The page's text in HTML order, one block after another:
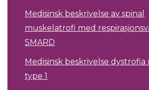
Medisinsk beskrivelse av spinal
muskelatrofi med
SMARD
Medisinsk beskrivelse
type 1